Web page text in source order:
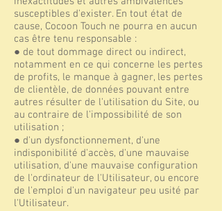
susceptibles d'exister. En tout état de
cause, Cocoon Touch ne pourra en aucun
cas être tenu responsable :
● de tout dommage direct ou indirect,
notamment en ce qui concerne les pertes
de profits, le manque à gagner, les pertes
de clientèle, de données pouvant entre
autres résulter de l'utilisation du Site, ou
au contraire de l'impossibilité de son
utilisation ;
● d'un dysfonctionnement, d'une
indisponibilité d'accès, d'une mauvaise
utilisation, d'une mauvaise configuration
de l'ordinateur de l'Utilisateur, ou encore
de l'emploi d'un navigateur peu usité par
l'Utilisateur.